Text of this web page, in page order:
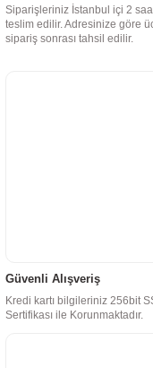
Siparişleriniz İstanbul içi 2
teslim edilir. Adresinize göre
sipariş sonrası tahsil edilir.
Güvenli Alışveriş
Kredi kartı bilgileriniz 256bit
Sertifikası ile Korunmaktadır.